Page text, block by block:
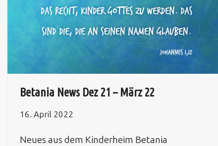
Betania News Dez 21 – März 22
16. April 2022
Neues aus dem Kinderheim Betania